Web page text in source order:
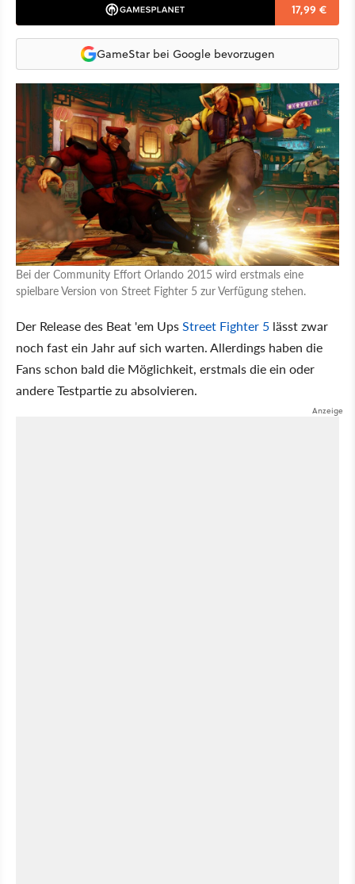
17,99 €
GameStar bei Google bevorzugen
Bei der Community Effort Orlando 2015 wird erstmals eine
spielbare Version von Street Fighter 5 zur Verfügung stehen.
Der Release des Beat 'em UpsStreet Fighter 5 lässt zwar
noch fast ein Jahr auf sich warten. Allerdings haben die
Fans schon bald die Möglichkeit, erstmals die ein oder
andere Testpartie zu absolvieren.